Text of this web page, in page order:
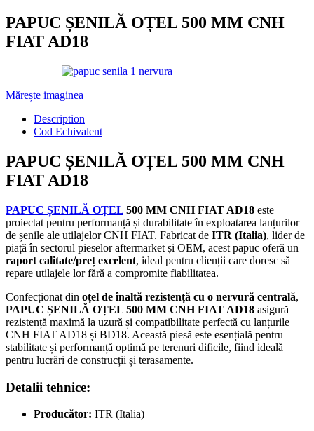
PAPUC ȘENILĂ OȚEL 500 MM CNH
FIAT AD18
Mărește imaginea
Description
Cod Echivalent
PAPUC ȘENILĂ OȚEL 500 MM CNH
FIAT AD18
PAPUC ȘENILĂ OȚEL 500 MM CNH FIAT AD18 este
proiectat pentru performanță și durabilitate în exploatarea lanțurilor
de șenile ale utilajelor CNH FIAT. Fabricat de ITR (Italia), lider de
piață în sectorul pieselor aftermarket și OEM, acest papuc oferă un
raport calitate/preț excelent, ideal pentru clienții care doresc să
repare utilajele lor fără a compromite fiabilitatea.
Confecționat din oțel de înaltă rezistență cu o nervură centrală,
PAPUC ȘENILĂ OȚEL 500 MM CNH FIAT AD18 asigură
rezistență maximă la uzură și compatibilitate perfectă cu lanțurile
CNH FIAT AD18 și BD18. Această piesă este esențială pentru
stabilitate și performanță optimă pe terenuri dificile, fiind ideală
pentru lucrări de construcții și terasamente.
Detalii tehnice:
Producător: ITR (Italia)